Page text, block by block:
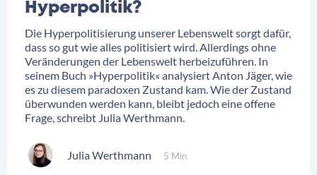
Hyperpolitik?
Die Hyperpolitisierung unserer Lebenswelt sorgt dafür,
dass so gut wie alles politisiert wird. Allerdings ohne
Veränderungen der Lebenswelt herbeizuführen. In
seinem Buch »Hyperpolitik« analysiert Anton Jäger, wie
es zu diesem paradoxen Zustand kam. Wie der Zustand
überwunden werden kann, bleibt jedoch eine offene
Frage, schreibt Julia Werthmann.
Julia Werthmann 5 Min